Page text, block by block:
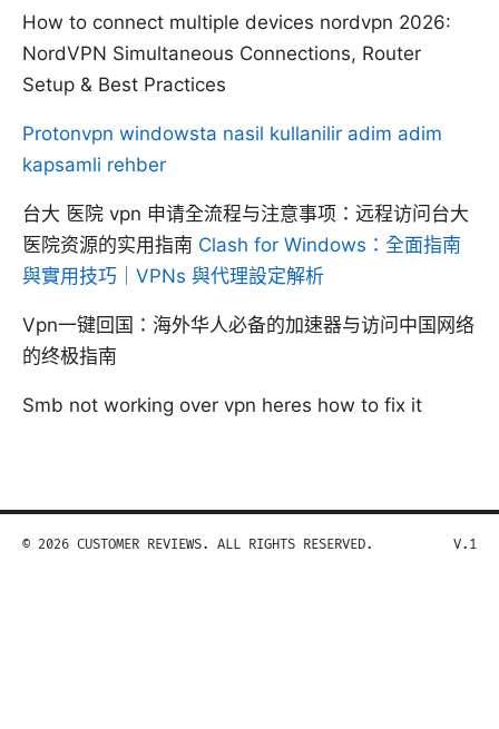
How to connect multiple devices nordvpn 2026:
NordVPN Simultaneous Connections, Router
Setup & Best Practices
Protonvpn windowsta nasil kullanilir adim adim
kapsamli rehber
台大 医院 vpn 申请全流程与注意事项：远程访问台大
医院资源的实用指南 Clash for Windows：全面指南
與實用技巧｜VPNs 與代理設定解析
Vpn一键回国：海外华人必备的加速器与访问中国网络
的终极指南
Smb not working over vpn heres how to fix it
© 2026 CUSTOMER REVIEWS. ALL RIGHTS RESERVED. V.1